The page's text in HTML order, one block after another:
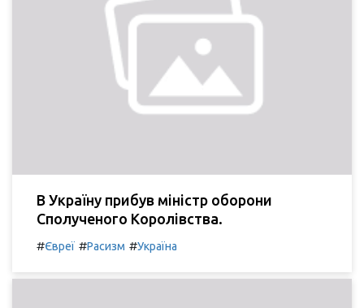
В Україну прибув міністр оборони
Сполученого Королівства.
#Євреї #Расизм #Україна